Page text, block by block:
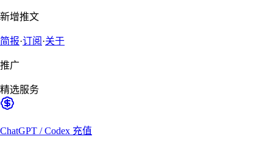
新增推文
简报·订阅 ·关于
推广
精选服务
ChatGPT / Codex 充值